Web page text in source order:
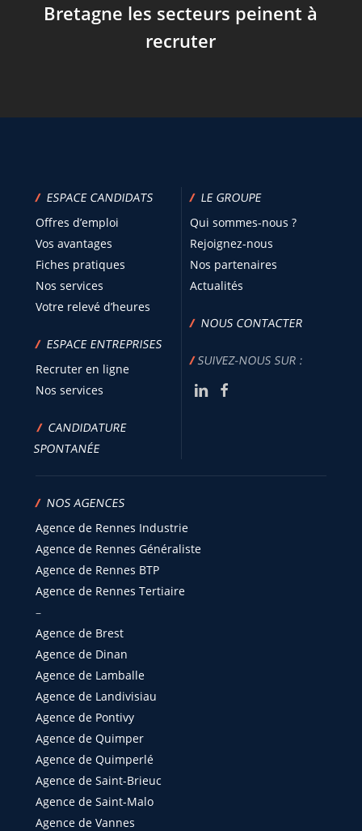
Bretagne les secteurs peinent à
recruter
/ ESPACE CANDIDATS
Offres d’emploi
Vos avantages
Fiches pratiques
Nos services
Votre relevé d’heures
/ ESPACE ENTREPRISES
Recruter en ligne
Nos services
/ CANDIDATURE
SPONTANÉE
/ LE GROUPE
Qui sommes-nous ?
Rejoignez-nous
Nos partenaires
Actualités
/NOUS CONTACTER
/SUIVEZ-NOUS SUR :
/ NOS AGENCES
Agence de Rennes Industrie
Agence de Rennes Généraliste
Agence de Rennes BTP
Agence de Rennes Tertiaire
–
Agence de Brest
Agence de Dinan
Agence de Lamballe
Agence de Landivisiau
Agence de Pontivy
Agence de Quimper
Agence de Quimperlé
Agence de Saint-Brieuc
Agence de Saint-Malo
Agence de Vannes